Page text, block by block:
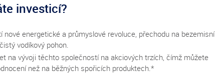
investicí?
nové energetické a průmyslové revoluce, přechodu na bezemisní
vodíkový pohon.
na vývoji těchto společností na akciových trzích, čímž můžete
než na běžných spořicích produktech.*